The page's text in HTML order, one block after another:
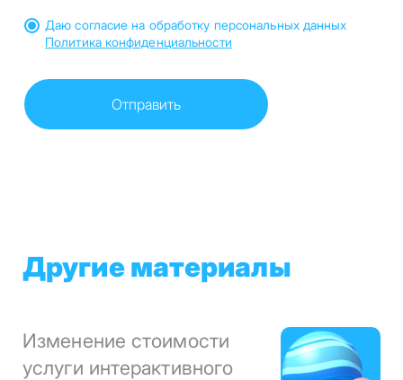
Даю согласие на обработку персональных данных
Политика конфиденциальности
Другие материалы
Изменение стоимости
услуги интерактивного